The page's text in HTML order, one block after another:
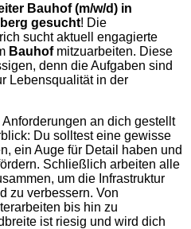
Bauhof (m/w/d) in
gesucht! Die
sucht aktuell engagierte
Bauhofmitzuarbeiten. Diese
denn die Aufgaben sind
Lebensqualität in der
an dich gestellt
Du solltest eine gewisse
ein Auge für Detail haben und
Schließlich arbeiten alle
um die Infrastruktur
zu verbessern. Von
bis hin zu
ist riesig und wird dich